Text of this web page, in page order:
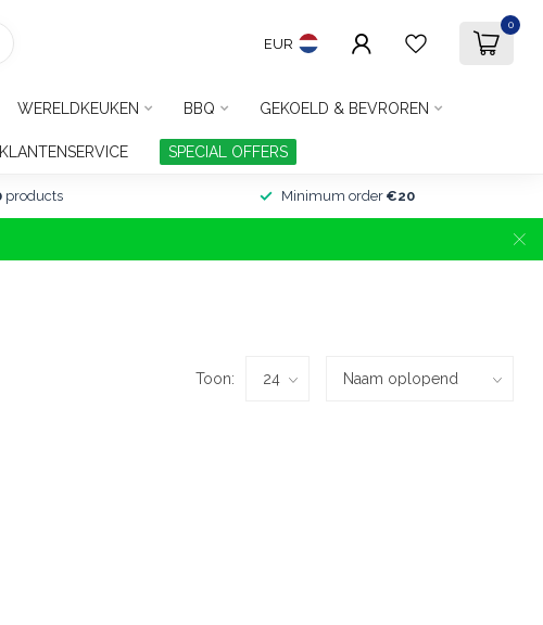
EUR
0
WERELDKEUKEN BBQ GEKOELD & BEVROREN
KLANTENSERVICE SPECIAL OFFERS
products Minimum order €20
Toon: